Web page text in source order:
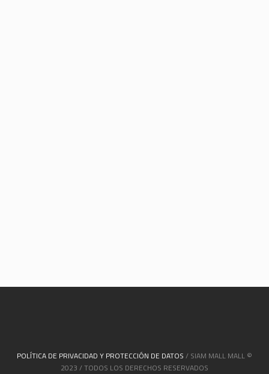
POLÍTICA DE PRIVACIDAD Y PROTECCIÓN DE DATOS / SIAM MALL MALL ©
2023 / TODOS LOS DERECHOS RESERVADOS